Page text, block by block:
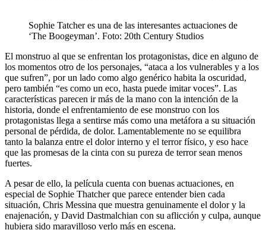
Sophie Tatcher es una de las interesantes actuaciones de
‘The Boogeyman’. Foto: 20th Century Studios
El monstruo al que se enfrentan los protagonistas, dice en alguno de
los momentos otro de los personajes, “ataca a los vulnerables y a los
que sufren”, por un lado como algo genérico habita la oscuridad,
pero también “es como un eco, hasta puede imitar voces”. Las
características parecen ir más de la mano con la intención de la
historia, donde el enfrentamiento de ese monstruo con los
protagonistas llega a sentirse más como una metáfora a su situación
personal de pérdida, de dolor. Lamentablemente no se equilibra
tanto la balanza entre el dolor interno y el terror físico, y eso hace
que las promesas de la cinta con su pureza de terror sean menos
fuertes.
A pesar de ello, la película cuenta con buenas actuaciones, en
especial de Sophie Thatcher que parece entender bien cada
situación, Chris Messina que muestra genuinamente el dolor y la
enajenación, y David Dastmalchian con su aflicción y culpa, aunque
hubiera sido maravilloso verlo más en escena.